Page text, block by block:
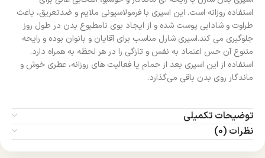
استفاده روزانه است. این اسپری با فرمولاسیونی ملایم و ضد‌تعریق، باعث
طراوت و شادابی پوست شده و از ایجاد بوی نامطبوع بدن در طول روز
جلوگیری می‌ کند.اسپری شارل مناسب برای آقایان و بانوان بوده و رایحه
متنوع آن حس اعتماد‌ به‌ نفس و تازگی را در هر لحظه به همراه دارد.
استفاده از این اسپری بعد از حمام یا فعالیت‌ های روزانه، عطری خوش و
ماندگار روی بدن باقی می‌گذارد.
توضیحات تکمیلی
نظرات (0)